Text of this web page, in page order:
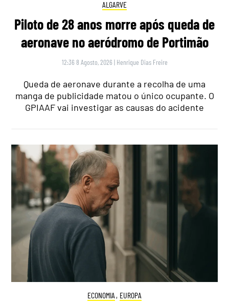
ALGARVE
Piloto de 28 anos morre após queda de
aeronave no aeródromo de Portimão
12:36 8 Agosto, 2026 | Henrique Dias Freire
Queda de aeronave durante a recolha de uma
manga de publicidade matou o único ocupante. O
GPIAAF vai investigar as causas do acidente
ECONOMIA , EUROPA